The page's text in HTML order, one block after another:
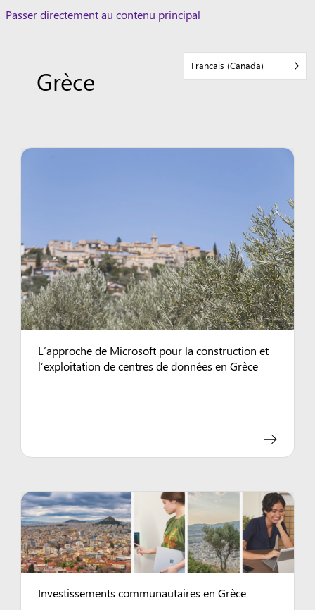
Skip
Passer directement au contenu principal
Francais (Canada)
Grèce
L’approche de Microsoft pour la construction et
l’exploitation de centres de données en Grèce
Investissements communautaires en Grèce